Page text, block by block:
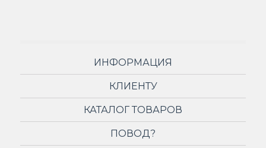
ИНФОРМАЦИЯ
КЛИЕНТУ
КАТАЛОГ ТОВАРОВ
ПОВОД?